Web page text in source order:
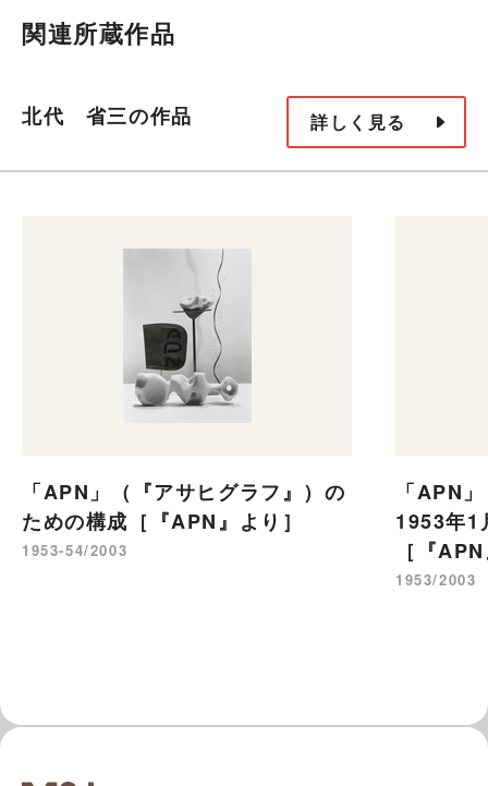
関連所蔵作品
北代 省三の作品 詳しく見る
「APN」（『アサヒグラフ』）の
ための構成［『APN』より］
1953-54/2003
「APN
1953年1
［『
1953/2003